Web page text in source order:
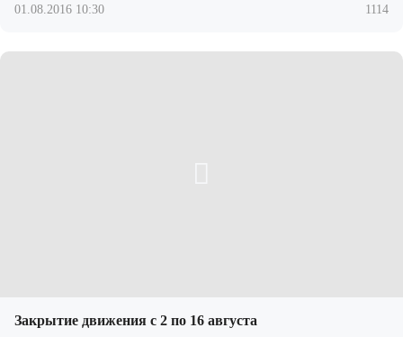
01.08.2016 10:30 1114
Закрытие движения с 2 по 16 августа